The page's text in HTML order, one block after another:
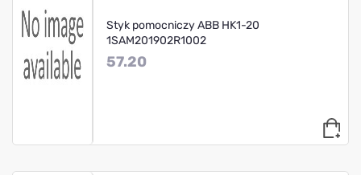
Styk pomocniczy ABB HK1-20
1SAM201902R1002
57.20